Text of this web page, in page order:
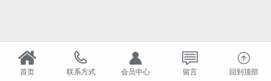
首页 联系方式 会员中心 留言 回到顶部